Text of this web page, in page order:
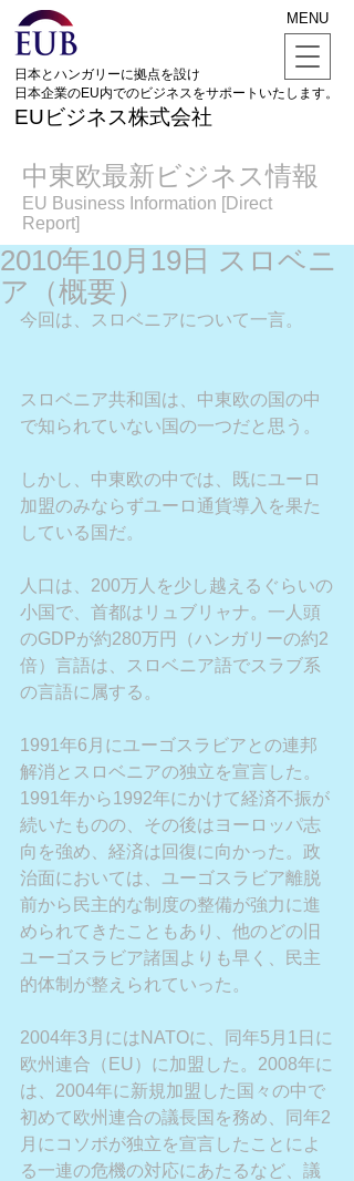
日本とハンガリーに拠点を設け
日本企業のEU内でのビジネスをサポートいたします。
EUビジネス株式会社
MENU
中東欧最新ビジネス情報
EU Business Information [Direct
Report]
2010年10月19日 スロベニ
ア（概要）
今回は、スロベニアについて一言。
スロベニア共和国は、中東欧の国の中
で知られていない国の一つだと思う。
しかし、中東欧の中では、既にユーロ
加盟のみならずユーロ通貨導入を果た
している国だ。
人口は、200万人を少し越えるぐらいの
小国で、首都はリュブリャナ。一人頭
のGDPが約280万円（ハンガリーの約2
倍）言語は、スロベニア語でスラブ系
の言語に属する。
1991年6月にユーゴスラビアとの連邦
解消とスロベニアの独立を宣言した。
1991年から1992年にかけて経済不振が
続いたものの、その後はヨーロッパ志
向を強め、経済は回復に向かった。政
治面においては、ユーゴスラビア離脱
前から民主的な制度の整備が強力に進
められてきたこともあり、他のどの旧
ユーゴスラビア諸国よりも早く、民主
的体制が整えられていった。
2004年3月にはNATOに、同年5月1日に
欧州連合（EU）に加盟した。2008年に
は、2004年に新規加盟した国々の中で
初めて欧州連合の議長国を務め、同年2
月にコソボが独立を宣言したことによ
る一連の危機の対応にあたるなど、議